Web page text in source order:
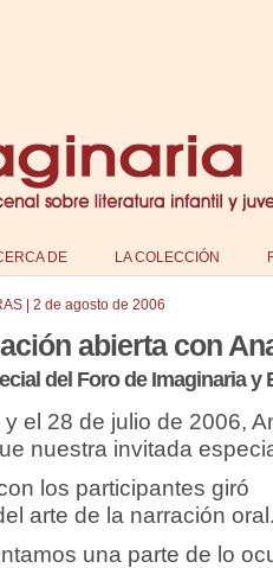
DE LA COLECCIÓN
| 2 de agosto de 2006
abierta con
del Foro de Imaginaria y
y el 28 de julio de 2006,
nuestra invitada
los participantes giró
arte de la narración
una parte de lo